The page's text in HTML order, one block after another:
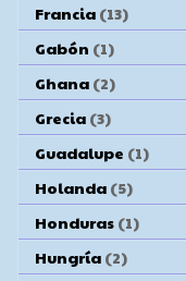
Francia (13)
Gabón (1)
Ghana (2)
Grecia (3)
Guadalupe (1)
Holanda (5)
Honduras (1)
Hungría (2)